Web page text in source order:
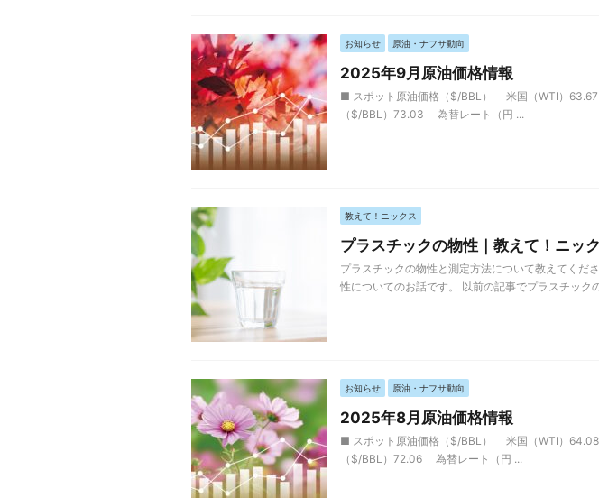
お知らせ 原油・ナフサ動向
2025年9月原油価格情報
■ スポット原油価格（$/BBL） 米国（WTI）
（$/BBL）73.03 為替レート（円 ...
教えて！ニックス
プラスチックの物性｜教えて！ニッ
プラスチックの物性と測定方法について教えてくだ
性についてのお話です。 以前の記事でプラスチック
お知らせ 原油・ナフサ動向
2025年8月原油価格情報
■ スポット原油価格（$/BBL） 米国（WTI）
（$/BBL）72.06 為替レート（円 ...